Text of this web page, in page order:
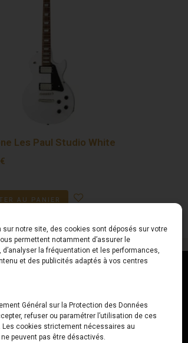
sur notre site, des cookies sont déposés sur votre
permettent notamment d’assurer le
la fréquentation et les performances,
et des publicités adaptés à vos centres
Général sur la Protection des Données
refuser ou paramétrer l’utilisation de ces
cookies strictement nécessaires au
peuvent pas être désactivés.
Les Paul Studio White
€
AU PANIER
Du Lundi au Vendredi
10h00 – 12h30 // 14h00 –
19h00